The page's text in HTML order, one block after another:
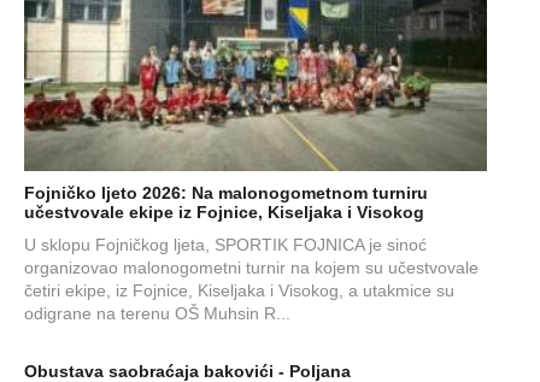
Fojničko ljeto 2026: Na malonogometnom turniru
učestvovale ekipe iz Fojnice, Kiseljaka i Visokog
U sklopu Fojničkog ljeta, SPORTIK FOJNICA je sinoć
organizovao malonogometni turnir na kojem su učestvovale
četiri ekipe, iz Fojnice, Kiseljaka i Visokog, a utakmice su
odigrane na terenu OŠ Muhsin R...
Obustava saobraćaja bakovići - Poljana